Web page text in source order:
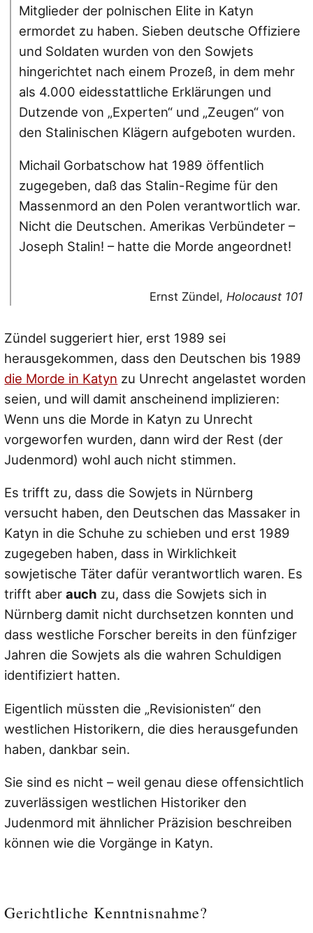
Mitglieder der polnischen Elite in Katyn
ermordet zu haben. Sieben deutsche Offiziere
und Soldaten wurden von den Sowjets
hingerichtet nach einem Prozeß, in dem mehr
als 4.000 eidesstattliche Erklärungen und
Dutzende von „Experten“ und „Zeugen“ von
den Stalinischen Klägern aufgeboten wurden.
Michail Gorbatschow hat 1989 öffentlich
zugegeben, daß das Stalin-Regime für den
Massenmord an den Polen verantwortlich war.
Nicht die Deutschen. Amerikas Verbündeter –
Joseph Stalin! – hatte die Morde angeordnet!
Ernst Zündel, Holocaust 101
Zündel suggeriert hier, erst 1989 sei
herausgekommen, dass den Deutschen bis 1989
die Morde in Katyn zu Unrecht angelastet worden
seien, und will damit anscheinend implizieren:
Wenn uns die Morde in Katyn zu Unrecht
vorgeworfen wurden, dann wird der Rest (der
Judenmord) wohl auch nicht stimmen.
Es trifft zu, dass die Sowjets in Nürnberg
versucht haben, den Deutschen das Massaker in
Katyn in die Schuhe zu schieben und erst 1989
zugegeben haben, dass in Wirklichkeit
sowjetische Täter dafür verantwortlich waren. Es
trifft aberauch zu, dass die Sowjets sich in
Nürnberg damit nicht durchsetzen konnten und
dass westliche Forscher bereits in den fünfziger
Jahren die Sowjets als die wahren Schuldigen
identifiziert hatten.
Eigentlich müssten die „Revisionisten“ den
westlichen Historikern, die dies herausgefunden
haben, dankbar sein.
Sie sind es nicht – weil genau diese offensichtlich
zuverlässigen westlichen Historiker den
Judenmord mit ähnlicher Präzision beschreiben
können wie die Vorgänge in Katyn.
Gerichtliche Kenntnisnahme?